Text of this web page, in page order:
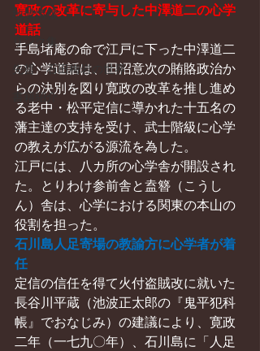
地域情報
リンク集
先哲・石田梅岩の世界
書籍紹介
寛政の改革に寄与した中澤道二の心学
道話
手島堵庵の命で江戸に下った中澤道二
の心学道話は、田沼意次の賄賂政治か
らの決別を図り寛政の改革を推し進め
る老中・松平定信に導かれた十五名の
藩主達の支持を受け、武士階級に心学
の教えが広がる源流を為した。
江戸には、八カ所の心学舎が開設され
た。とりわけ参前舎と盍簪（こうし
ん）舎は、心学における関東の本山の
役割を担った。
石川島人足寄場の教諭方に心学者が着
任
定信の信任を得て火付盗賊改に就いた
長谷川平蔵（池波正太郎の『鬼平犯科
帳』でおなじみ）の建議により、寛政
二年（一七九〇年）、石川島に「人足